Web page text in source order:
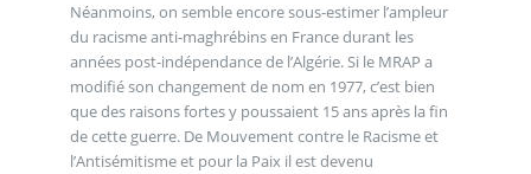
Néanmoins, on semble encore sous-estimer l’ampleur
du racisme anti-maghrébins en France durant les
années post-indépendance de l’Algérie. Si le MRAP a
modifié son changement de nom en 1977, c’est bien
que des raisons fortes y poussaient 15 ans après la fin
de cette guerre. De Mouvement contre le Racisme et
l’Antisémitisme et pour la Paix il est devenu